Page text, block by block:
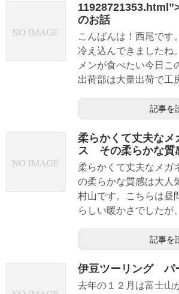
のお話
こんばんは！西尾です
冷え込んできましたね
メンが食べたい今日こ
出荷部は大量出荷で工
記事を
柔らかくて丈夫なメ
ス その柔らかな質
柔らかくて丈夫なメガ
の柔らかな質感は大人
村山です。こちらは昼
らしい暖かさでしたが
記事を
伊豆ツーリング パ
去年の１２月は富士山